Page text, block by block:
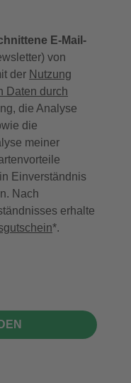
E-Mail-
von
der Nutzung
Daten durch
die Analyse
die
meiner
Einverständnis
Nach
erhalte
*.